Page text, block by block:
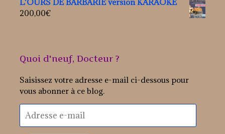
L'OURS DE BARBARIE version KARAOKE
200,00€
Quoi d'neuf, Docteur ?
Saisissez votre adresse e-mail ci-dessous pour
vous abonner à ce blog.
e-